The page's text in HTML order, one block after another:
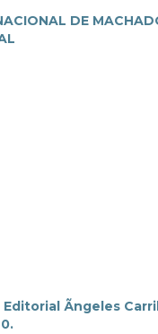
DE
Editorial Ãngeles